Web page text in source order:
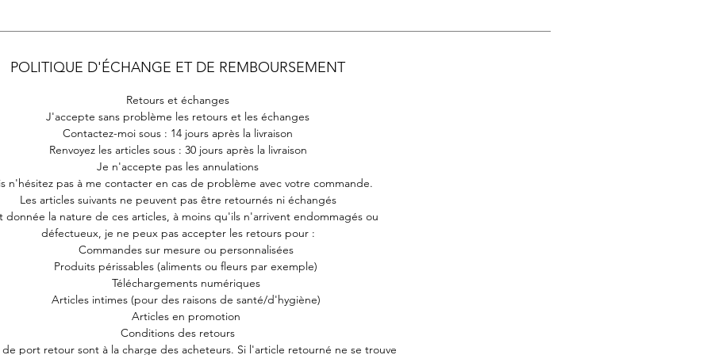
POLITIQUE D'ÉCHANGE ET DE REMBOURSEMENT
Retours et échanges
J'accepte sans problème les retours et les échanges
Contactez-moi sous : 14 jours après la livraison
Renvoyez les articles sous : 30 jours après la livraison
Je n'accepte pas les annulations
n'hésitez pas à me contacter en cas de problème avec votre commande.
Les articles suivants ne peuvent pas être retournés ni échangés
donnée la nature de ces articles, à moins qu'ils n'arrivent endommagés ou
défectueux, je ne peux pas accepter les retours pour :
Commandes sur mesure ou personnalisées
Produits périssables (aliments ou fleurs par exemple)
Téléchargements numériques
Articles intimes (pour des raisons de santé/d'hygiène)
Articles en promotion
Conditions des retours
de port retour sont à la charge des acheteurs. Si l'article retourné ne se trouve